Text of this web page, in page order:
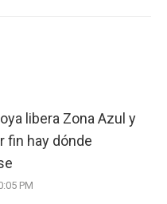
libera Zona Azul y
fin hay dónde
PM